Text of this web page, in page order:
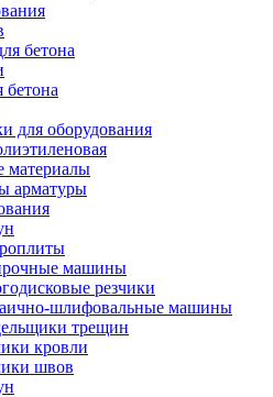
бетона
для оборудования
материалы
арматуры
машины
резчики
шлифовальные машины
трещин
кровли
швов